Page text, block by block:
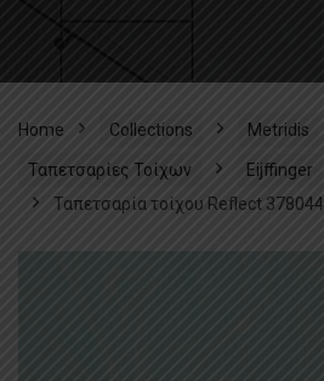
Home Collections Metridis
Ταπετσαρίες Τοίχων Eijffinger
Ταπετσαρία τοίχου Reflect 378044